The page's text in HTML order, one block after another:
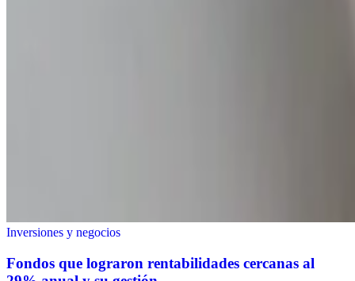
Inversiones y negocios
Fondos que lograron rentabilidades cercanas al